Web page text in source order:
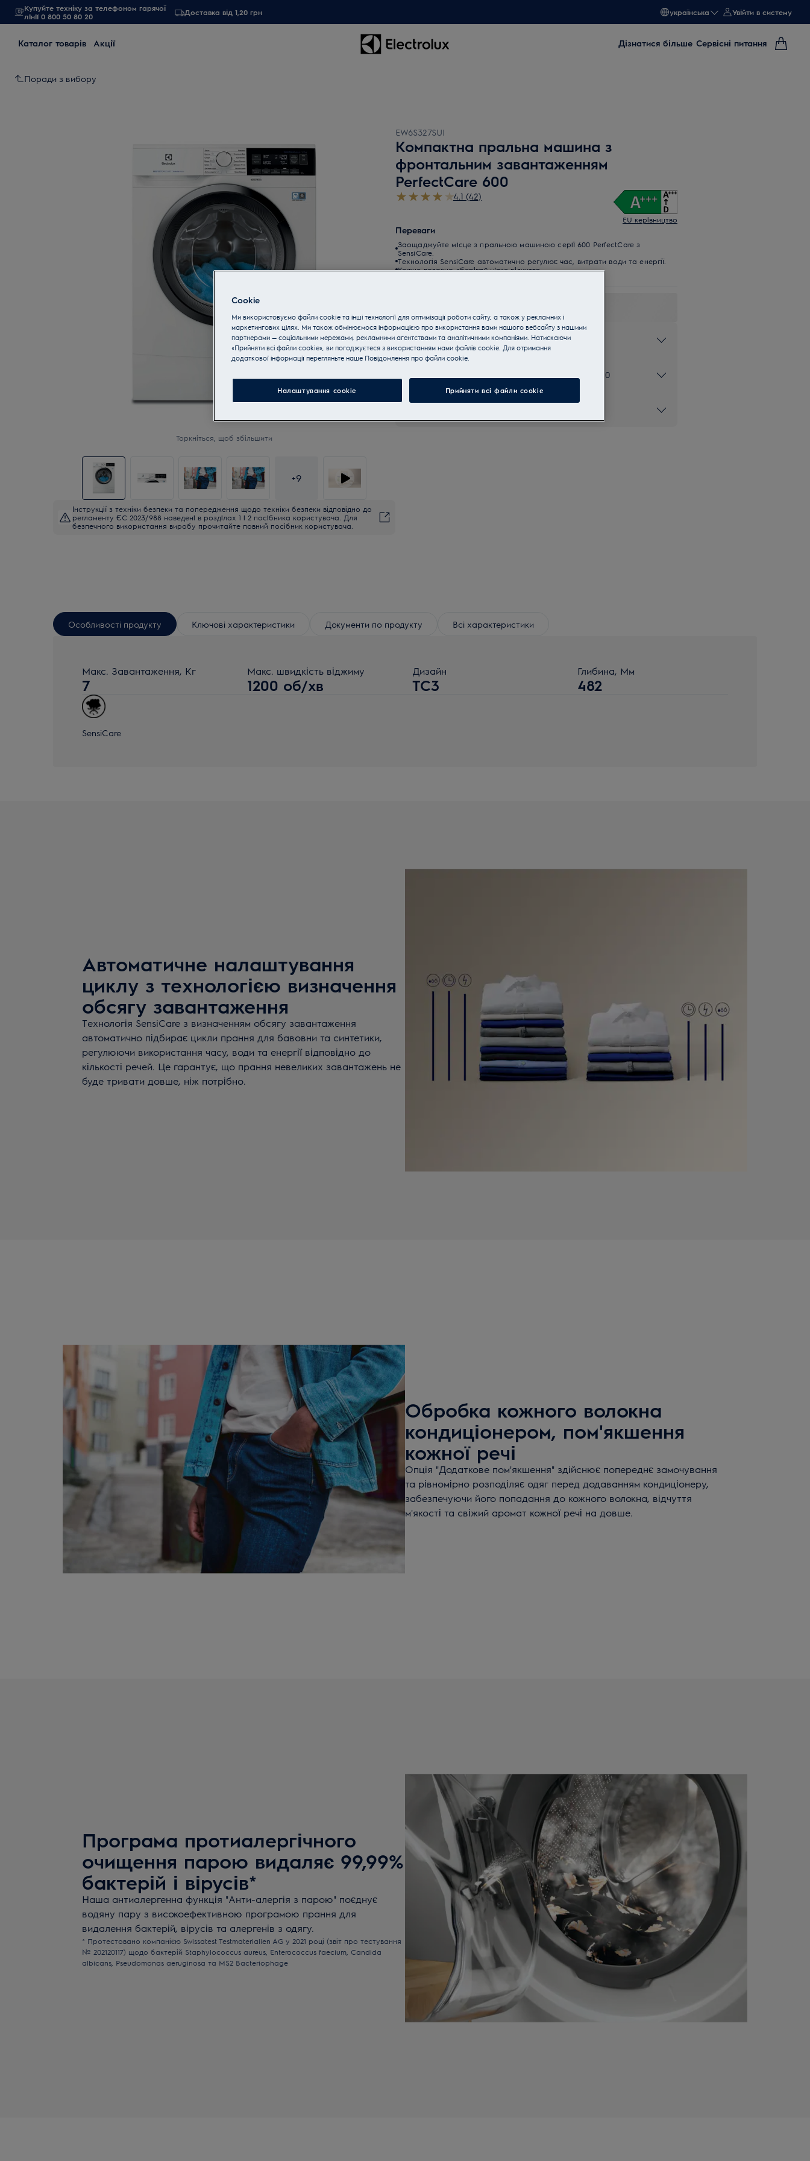
Купуйте техніку за телефоном гарячої
лінії 0 800 50 80 20
Доставка від 1,20 грн українська Увійти в систему
Каталог товарів Акції Дізнатися більше Сервісні питання
Поради з вибору
Торкніться, щоб збільшити
+9
Інструкції з техніки безпеки та попередження щодо техніки безпеки відповідно до
регламенту ЄС 2023/988 наведені в розділах 1 і 2 посібника користувача. Для
безпечного використання виробу прочитайте повний посібник користувача.
EW6S327SUI
Компактна пральна машина з
фронтальним завантаженням
PerfectCare 600
4.1 (42)
EU керівництво
Переваги
Заощаджуйте місце з пральною машиною серії 600 PerfectCare з
SensiCare.
Технологія SensiCare автоматично регулює час, витрати води та енергії.
Кожне волокно зберігає м'яке відчуття
10 років гарантії на інверторний двигун
Купуйте техніку за телефоном 0 800 50 80 20
Особливості продукту Ключові характеристики Документи по продукту Всі характеристики
Макс. Завантаження, Кг
7
Макс. швидкість віджиму
1200 об/хв
Дизайн
TC3
Глибина, Мм
482
SensiCare
Автоматичне налаштування
циклу з технологією визначення
обсягу завантаження
Технологія SensiCare з визначенням обсягу завантаження
автоматично підбирає цикли прання для бавовни та синтетики,
регулюючи використання часу, води та енергії відповідно до
кількості речей. Це гарантує, що прання невеликих завантажень не
буде тривати довше, ніж потрібно.
Обробка кожного волокна
кондиціонером, пом'якшення
кожної речі
Опція "Додаткове пом'якшення" здійснює попереднє замочування
та рівномірно розподіляє одяг перед додаванням кондиціонеру,
забезпечуючи його попадання до кожного волокна, відчуття
м'якості та свіжий аромат кожної речі на довше.
Програма протиалергічного
очищення парою видаляє 99,99%
бактерій і вірусів*
Наша антиалергенна функція "Анти-алергія з парою" поєднує
водяну пару з високоефективною програмою прання для
видалення бактерій, вірусів та алергенів з одягу.
* Протестовано компанією Swissatest Testmaterialien AG у 2021 році (звіт про тестування
№ 202120117) щодо бактерій Staphylococcus aureus, Enterococcus faecium, Candida
albicans, Pseudomonas aeruginosa та MS2 Bacteriophage
Cookie
Ми використовуємо файли cookie та інші технології для оптимізації роботи сайту, а також у рекламних і
маркетингових цілях. Ми також обмінюємося інформацією про використання вами нашого вебсайту з нашими
партнерами — соціальними мережами, рекламними агентствами та аналітичними компаніями. Натискаючи
«Прийняти всі файли cookie», ви погоджуєтеся з використанням нами файлів cookie. Для отримання
додаткової інформації перегляньте наше Пoвідомлення прo файли cookie.
Налаштування cookie Прийняти всі файли сookie